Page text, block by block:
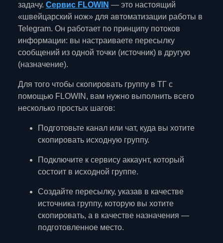
задачу. Сервис FLOWIN — это настоящий
«швейцарский нож» для автоматизации работы в
Telegram. Он работает по принципу потоков
информации: вы настраиваете пересылку
сообщений из одной точки (источник) в другую
(назначение).
Для того чтобы скопировать группу в ТГ с
помощью FLOWIN, вам нужно выполнить всего
несколько простых шагов:
Подготовьте канал или чат, куда вы хотите
скопировать исходную группу.
Подключите к сервису аккаунт, который
состоит в исходной группе.
Создайте пересылку, указав в качестве
источника группу, которую вы хотите
скопировать, а в качестве назначения —
подготовленное место.